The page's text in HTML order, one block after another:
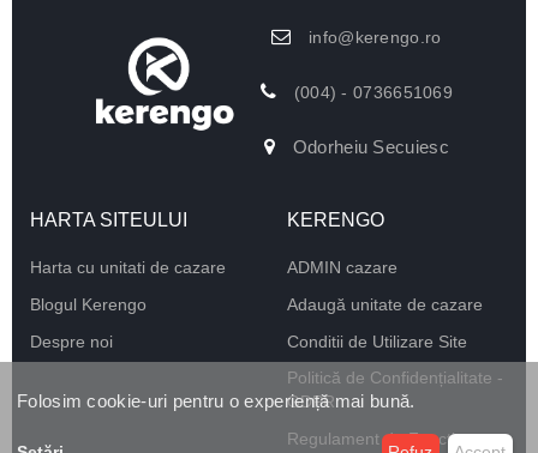
info@kerengo.ro
(004) - 0736651069
Odorheiu Secuiesc
HARTA SITEULUI
Harta cu unitati de cazare
Blogul Kerengo
Despre noi
KERENGO
ADMIN cazare
Adaugă unitate de cazare
Conditii de Utilizare Site
Politică de Confidențialitate -
GDPR
Regulament de Funcționare
Folosim cookie-uri pentru o experiență mai bună.